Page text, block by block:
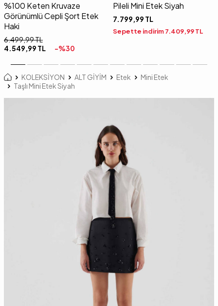
%100 Keten Kruvaze
Görünümlü Cepli Şort Etek
Haki
6.499,99TL
4.549,99 TL -%30
Pileli Mini Etek Siyah
7.799,99 TL
Sepette indirim7.409,99TL
KOLEKSİYON ALT GİYİM Etek
Mini Etek
Taşlı Mini Etek Siyah